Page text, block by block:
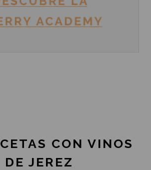
CON VINOS
DE JEREZ